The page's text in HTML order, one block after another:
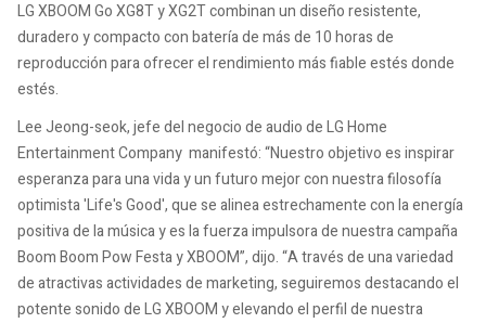
LG XBOOM Go XG8T y XG2T combinan un diseño resistente,
duradero y compacto con batería de más de 10 horas de
reproducción para ofrecer el rendimiento más fiable estés donde
estés.
Lee Jeong-seok, jefe del negocio de audio de LG Home
Entertainment Company manifestó: “Nuestro objetivo es inspirar
esperanza para una vida y un futuro mejor con nuestra filosofía
optimista 'Life's Good', que se alinea estrechamente con la energía
positiva de la música y es la fuerza impulsora de nuestra campaña
Boom Boom Pow Festa y XBOOM”, dijo. “A través de una variedad
de atractivas actividades de marketing, seguiremos destacando el
potente sonido de LG XBOOM y elevando el perfil de nuestra